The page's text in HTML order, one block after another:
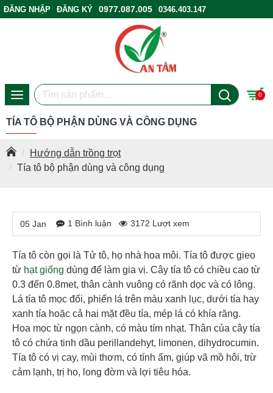
ĐĂNG NHẬP ĐĂNG KÝ 0977.087.005
0346.403.147
0
Hướng dẫn trồng trọt
Tía tô bộ phận dùng và công dụng
TÍA TÔ BỘ PHẬN DÙNG VÀ CÔNG DỤNG
05 Jan 1 Bình luận 3172 Lượt xem
Tía tô còn gọi là Tử tô, họ nhà hoa môi. Tía tô được gieo
từ hạt giống dùng để làm gia vị. Cây tía tô có chiều cao từ
0.3 đến 0.8met, thân cành vuông có rãnh dọc và có lông.
Lá tía tô mọc đối, phiến lá trên màu xanh lục, dưới tía hay
xanh tía hoặc cả hai mặt đều tía, mép lá có khía răng.
Hoa mọc từ ngọn cành, có màu tím nhạt. Thân của cây tía
tô có chứa tinh dầu perillandehyt, limonen, dihydrocumin.
Tía tô có vị cay, mùi thơm, có tính ấm, giúp vã mồ hôi, trừ
cảm lạnh, trị ho, long đờm và lợi tiêu hóa.